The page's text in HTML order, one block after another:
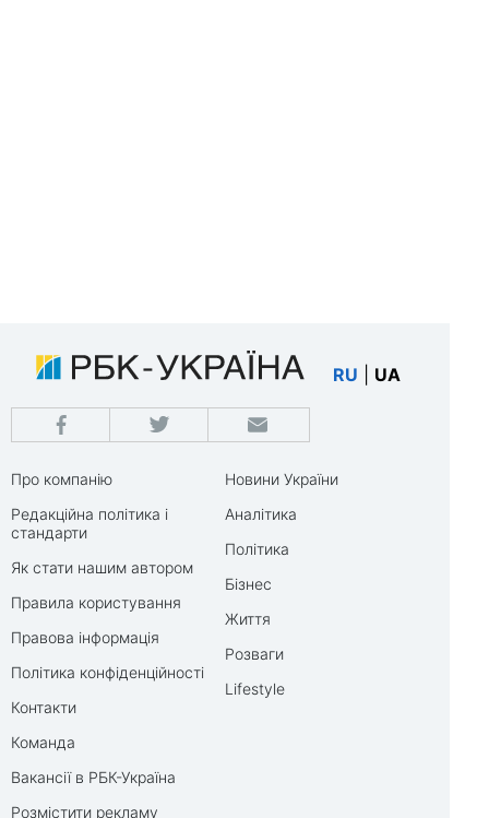
RU UA
Про компанію
Редакційна політика і
стандарти
Як стати нашим автором
Правила користування
Правова інформація
Політика конфіденційності
Контакти
Команда
Вакансії в РБК-Україна
Розмістити рекламу
Новини України
Аналітика
Політика
Бізнес
Життя
Розваги
Lifestyle